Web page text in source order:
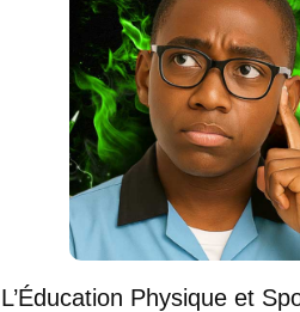
L’Éducation Physique et